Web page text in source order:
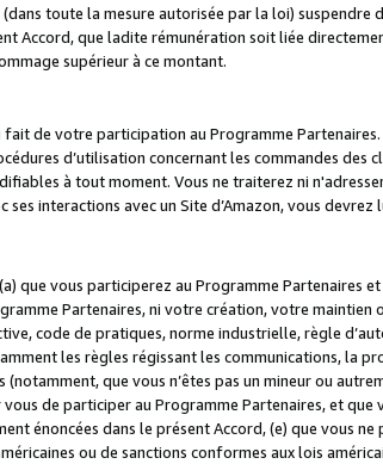
toute la mesure autorisée par la loi)
Accord, que ladite rémunération soit liée
supérieur à ce montant.
de votre participation au Programme
d’utilisation concernant les commandes des
à tout moment. Vous ne traiterez ni
interactions avec un Site d’Amazon, vous
que vous participerez au Programme
Partenaires, ni votre création, votre
code de pratiques, norme industrielle, règle
les règles régissant les communications, la
que vous n’êtes pas un mineur ou
de participer au Programme Partenaires, et
énoncées dans le présent Accord, (e) que vous
ou de sanctions conformes aux lois